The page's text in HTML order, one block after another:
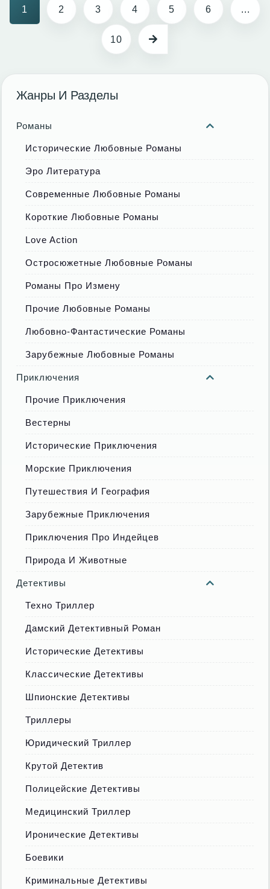
1 2 3 4 5 6 ...
10
Жанры И Разделы
Романы
Исторические Любовные Романы
Эро Литература
Современные Любовные Романы
Короткие Любовные Романы
Love Action
Остросюжетные Любовные Романы
Романы Про Измену
Прочие Любовные Романы
Любовно-Фантастические Романы
Зарубежные Любовные Романы
Приключения
Прочие Приключения
Вестерны
Исторические Приключения
Морские Приключения
Путешествия И География
Зарубежные Приключения
Приключения Про Индейцев
Природа И Животные
Детективы
Техно Триллер
Дамский Детективный Роман
Исторические Детективы
Классические Детективы
Шпионские Детективы
Триллеры
Юридический Триллер
Крутой Детектив
Полицейские Детективы
Медицинский Триллер
Иронические Детективы
Боевики
Криминальные Детективы